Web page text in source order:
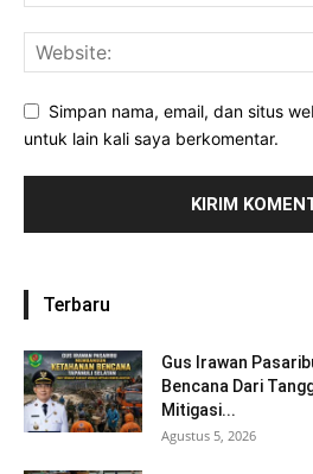
Simpan nama, email, dan situs
untuk lain kali saya berkomentar.
Terbaru
Gus Irawan
Bencana Dari
Mitigasi...
Agustus 5, 2026